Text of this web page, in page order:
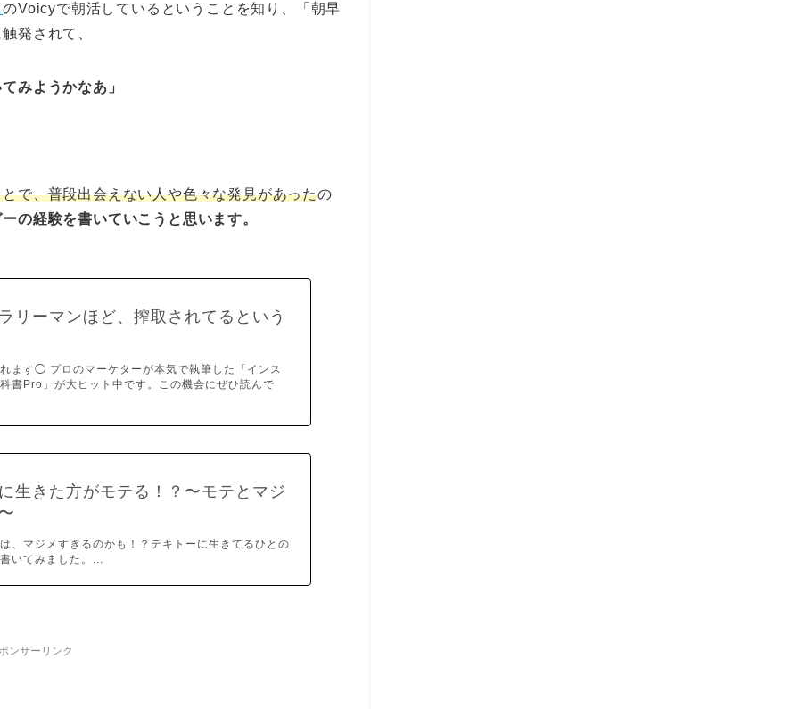
のVoicyで朝活しているということを知り、「朝早
発されて、
みようかなあ」
で、普段出会えない人や色々な発見があったの
の経験を書いていこうと思います。
リーマンほど、搾取されてるという
ます◯ プロのマーケターが本気で執筆した「インス
書Pro」が大ヒット中です。この機会にぜひ読んで
生きた方がモテる！？〜モテとマジ
、マジメすぎるのかも！？テキトーに生きてるひとの
いてみました。...
ンサーリンク